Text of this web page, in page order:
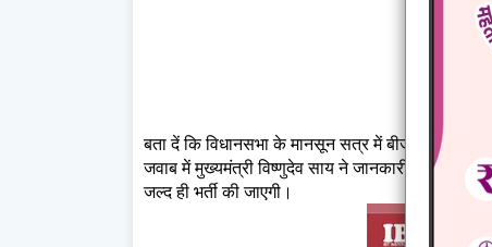
बता दें कि विधानसभा के मानसून सत्र में बीजेपी विधायक
जवाब में मुख्यमंत्री विष्‍णुदेव साय ने जानकारी दी कि
जल्‍द ही भर्ती की जाएगी।